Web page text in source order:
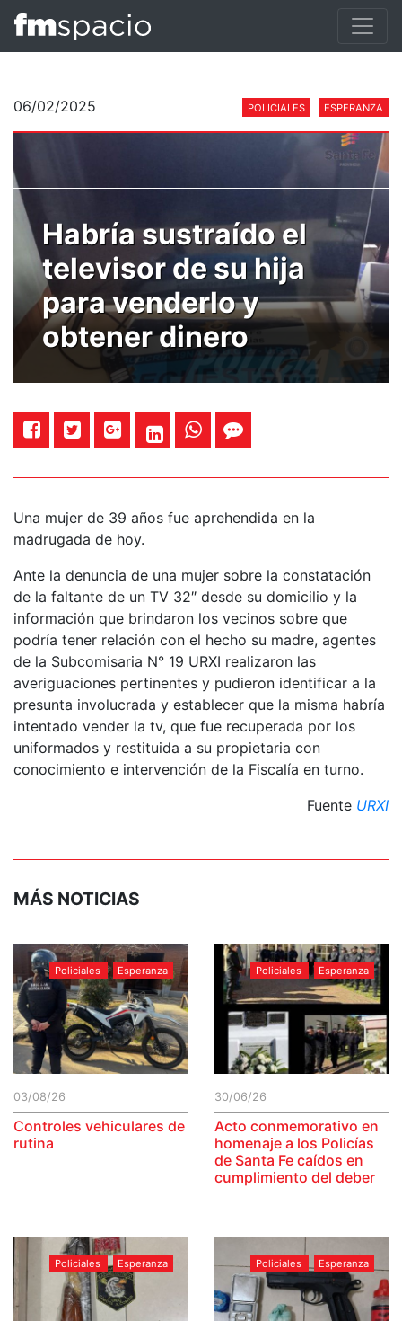
06/02/2025 POLICIALES ESPERANZA
Habría sustraído el
televisor de su hija
para venderlo y
obtener dinero
Una mujer de 39 años fue aprehendida en la
madrugada de hoy.
Ante la denuncia de una mujer sobre la constatación
de la faltante de un TV 32″ desde su domicilio y la
información que brindaron los vecinos sobre que
podría tener relación con el hecho su madre, agentes
de la Subcomisaria N° 19 URXI realizaron las
averiguaciones pertinentes y pudieron identificar a la
presunta involucrada y establecer que la misma habría
intentado vender la tv, que fue recuperada por los
uniformados y restituida a su propietaria con
conocimiento e intervención de la Fiscalía en turno.
Fuente URXI
MÁS NOTICIAS
Policiales Esperanza
03/08/26
Controles vehiculares de
rutina
Policiales Esperanza
30/06/26
Acto conmemorativo en
homenaje a los Policías
de Santa Fe caídos en
cumplimiento del deber
Policiales Esperanza Policiales Esperanza